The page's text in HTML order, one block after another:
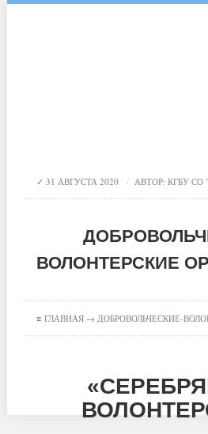
31 АВГУСТА 2020 · АВТОР: КГБУ СО
ВОЛОНТЕРСКИЕ
≡ ГЛАВНАЯ→ ДОБРОВОЛЬЧЕСКИЕ-